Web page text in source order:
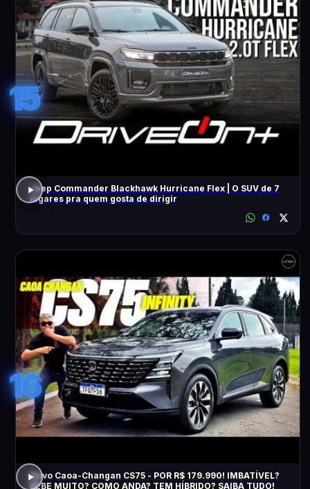
15
Jeep Commander Blackhawk Hurricane Flex | O SUV de 7
lugares pra quem gosta de dirigir
16
Novo Caoa-Changan CS75 - POR R$ 179.990! IMBATÍVEL?
BEBE MUITO? COMO ANDA? TEM HÍBRIDO? SAIBA TUDO!